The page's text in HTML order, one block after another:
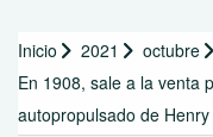
Inicio 2021 octubre
En 1908, sale a la venta
autopropulsado de